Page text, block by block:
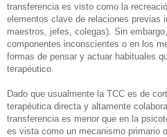
transferencia es visto como la
elementos clave de relaciones previas
maestros, jefes, colegas). Sin
componentes inconscientes o en los
formas de pensar y actuar habituales
terapéutico.
Dado que usualmente la TCC es de
terapéutica directa y altamente
transferencia es menor que en la
es vista como un mecanismo primario